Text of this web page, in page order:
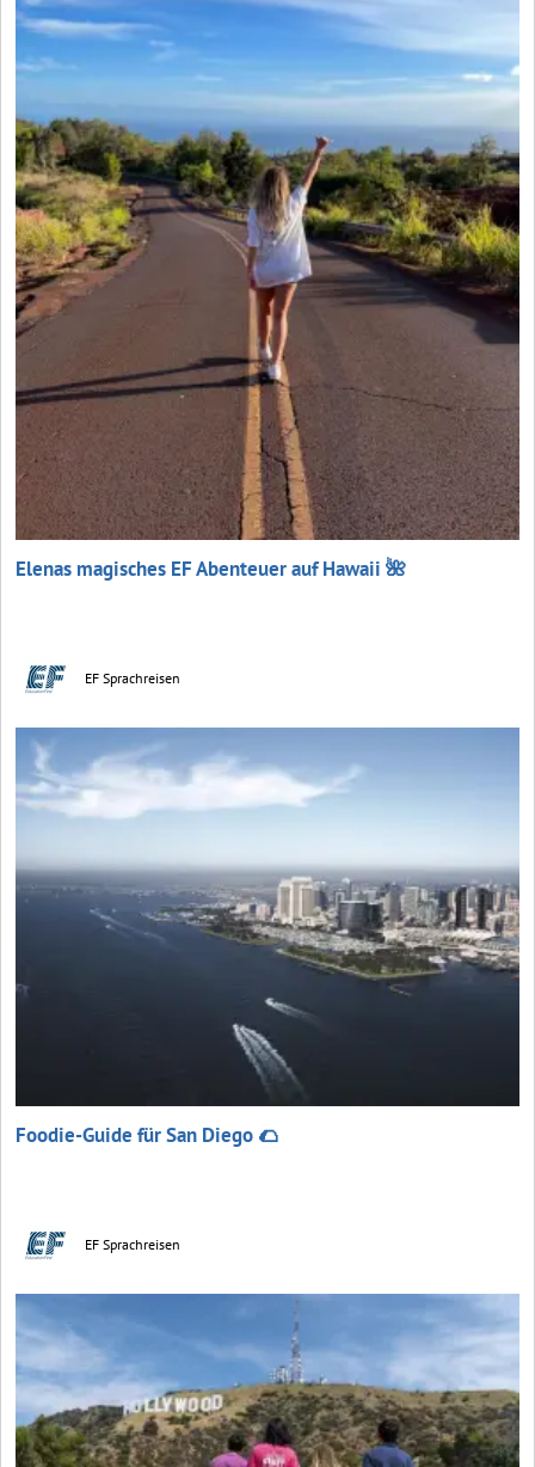
Elenas magisches EF Abenteuer auf Hawaii 🌺
EF Sprachreisen
Foodie-Guide für San Diego 🌮
EF Sprachreisen